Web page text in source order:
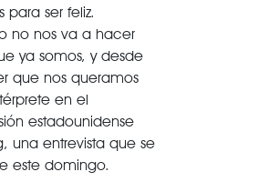
ser feliz.
no nos va a hacer
ya somos, y desde
que nos queramos
en el
estadounidense
una entrevista que se
este domingo.